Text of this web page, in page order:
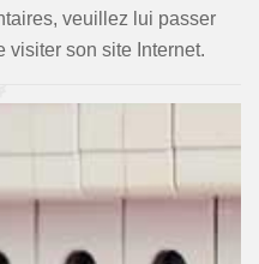
veuillez lui passer
visiter son site Internet.